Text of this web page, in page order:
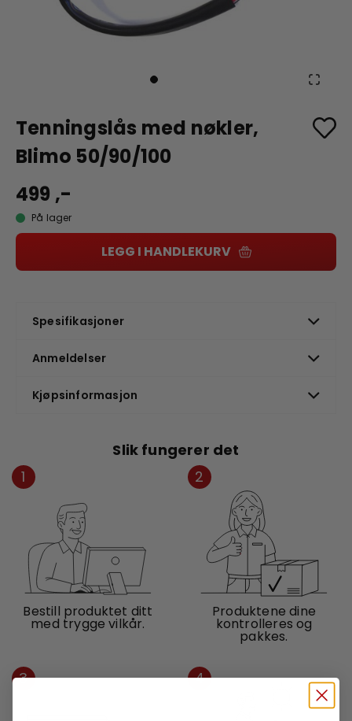
Tenningslås med nøkler,
Blimo 50/90/100
499 ,-
På lager
LEGG I HANDLEKURV
Spesifikasjoner
Anmeldelser
Kjøpsinformasjon
Slik fungerer det
1
Bestill produktet ditt
med trygge vilkår.
2
Produktene dine
kontrolleres og
pakkes.
3 4